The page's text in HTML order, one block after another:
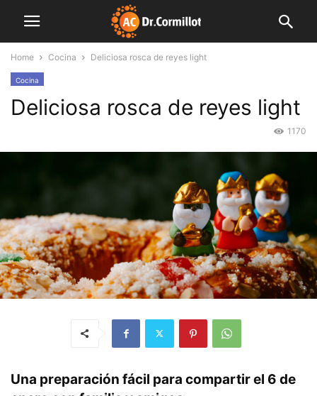
Home Cocina Deliciosa rosca de reyes light
Cocina
Deliciosa rosca de reyes light
1170
Una preparación fácil para compartir el 6 de